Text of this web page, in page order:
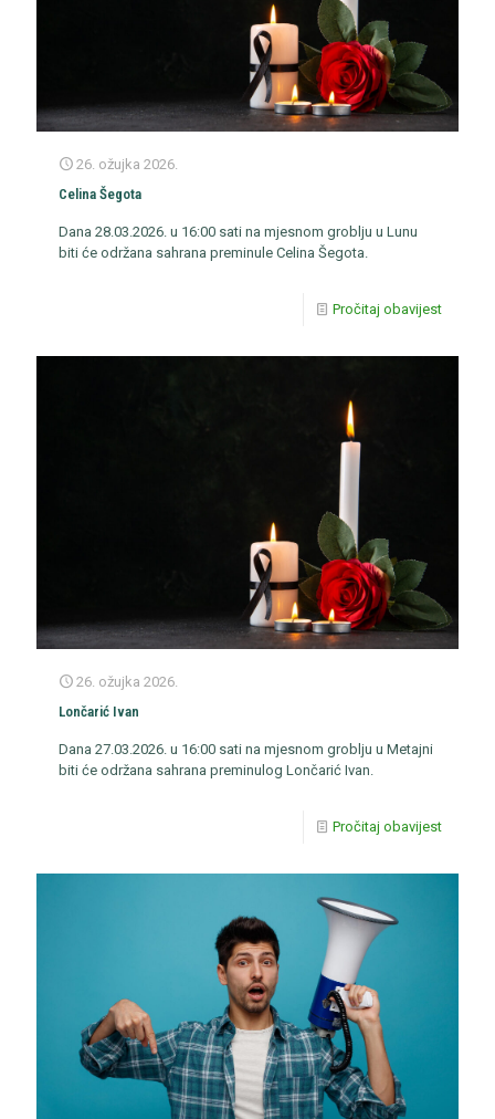
26. ožujka 2026.
Celina Šegota
Dana 28.03.2026. u 16:00 sati na mjesnom groblju u Lunu
biti će održana sahrana preminule Celina Šegota.
Pročitaj obavijest
26. ožujka 2026.
Lončarić Ivan
Dana 27.03.2026. u 16:00 sati na mjesnom groblju u Metajni
biti će održana sahrana preminulog Lončarić Ivan.
Pročitaj obavijest